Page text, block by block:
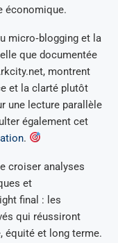
économique.
micro‑blogging et la
que documentée
montrent
et la clarté plutôt
une lecture parallèle
également cet
.
croiser analyses
et
final : les
qui réussiront
équité et long terme.